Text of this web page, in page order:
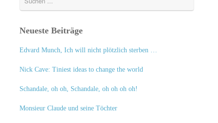
Neueste Beiträge
Edvard Munch, Ich will nicht plötzlich sterben …
Nick Cave: Tiniest ideas to change the world
Schandale, oh oh, Schandale, oh oh oh oh!
Monsieur Claude und seine Töchter